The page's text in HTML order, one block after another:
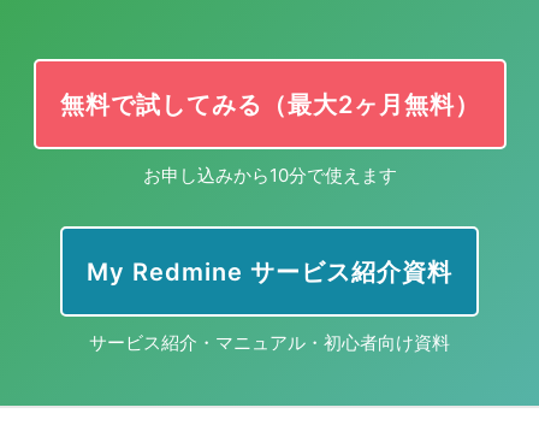
無料で試してみる（最大2ヶ月無料）
お申し込みから10分で使えます
My Redmine サービス紹介資料
サービス紹介・マニュアル・初心者向け資料